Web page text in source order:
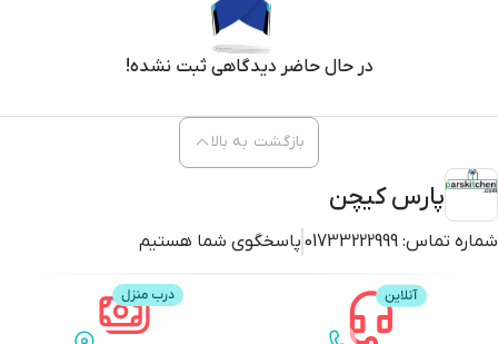
در حال حاضر دیدگاهی ثبت نشده!
پارس کیچن
شماره تماس: 01733222999 پاسخگوی شما هستیم
بازگشت به بالا